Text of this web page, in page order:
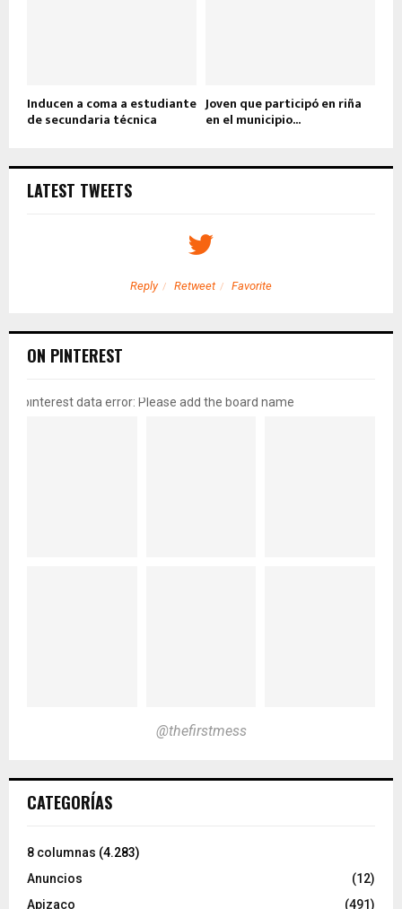
Inducen a coma a estudiante
de secundaria técnica
Joven que participó en riña
en el municipio...
LATEST TWEETS
Reply Retweet Favorite
ON PINTEREST
pinterest data error: Please add the board name
@thefirstmess
CATEGORÍAS
8 columnas (4.283)
Anuncios
(12)
Apizaco
(491)